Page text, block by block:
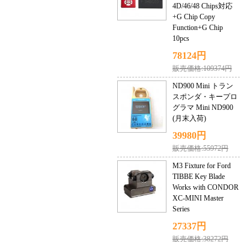
4D/46/48 Chips対応
+G Chip Copy
Function+G Chip
10pcs
78124円
販売価格:109374円
ND900 Mini トラン
スポンダ・キープロ
グラマ Mini ND900
(月末入荷)
39980円
販売価格:55972円
M3 Fixture for Ford
TIBBE Key Blade
Works with CONDOR
XC-MINI Master
Series
27337円
販売価格:38272円